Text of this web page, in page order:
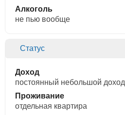
Алкоголь
не пью вообще
Статус
Доход
постоянный небольшой доход
Проживание
отдельная квартира